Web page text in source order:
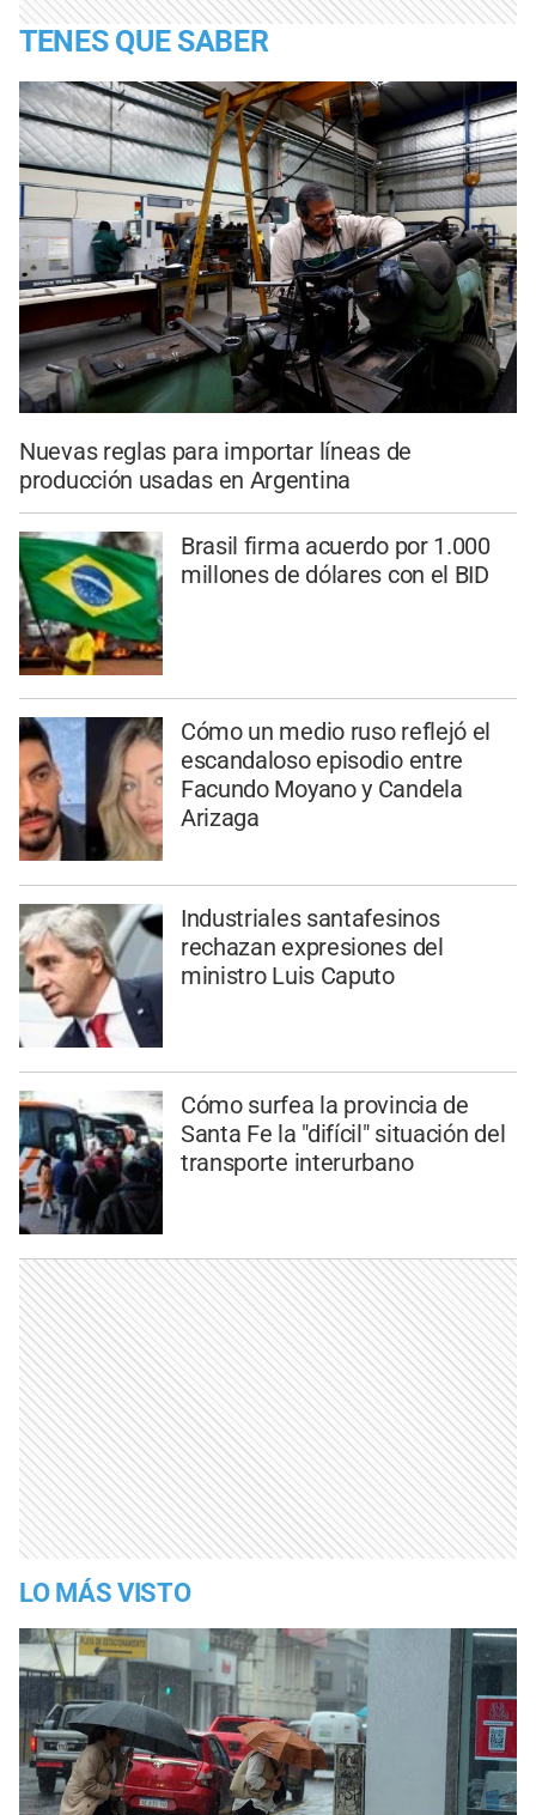
TENES QUE SABER
Nuevas reglas para importar líneas de
producción usadas en Argentina
Brasil firma acuerdo por 1.000
millones de dólares con el BID
Cómo un medio ruso reflejó el
escandaloso episodio entre
Facundo Moyano y Candela
Arizaga
Industriales santafesinos
rechazan expresiones del
ministro Luis Caputo
Cómo surfea la provincia de
Santa Fe la "difícil" situación del
transporte interurbano
LO MÁS VISTO